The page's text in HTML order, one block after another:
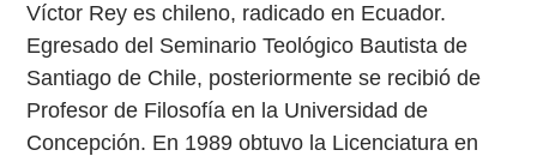
Víctor Rey es chileno, radicado en Ecuador.
Egresado del Seminario Teológico Bautista de
Santiago de Chile, posteriormente se recibió de
Profesor de Filosofía en la Universidad de
Concepción. En 1989 obtuvo la Licenciatura en